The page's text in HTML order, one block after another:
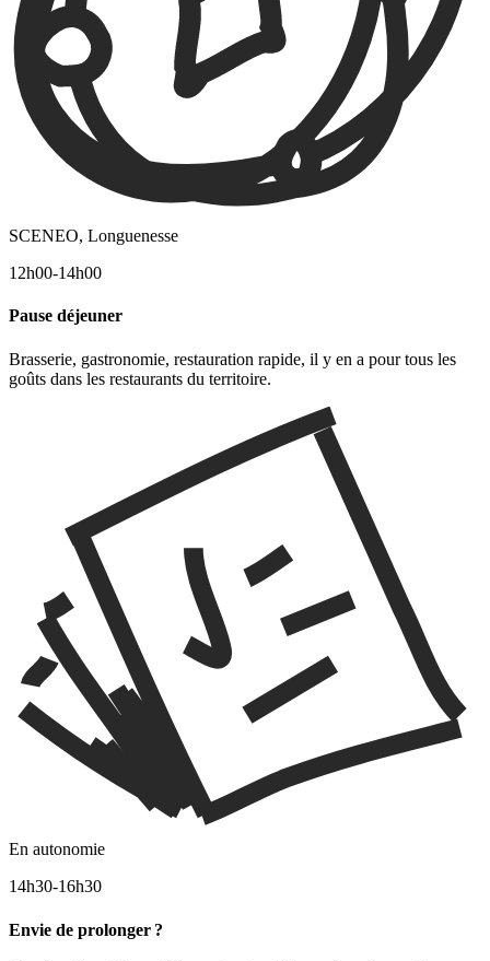
SCENEO, Longuenesse
12h00-14h00
Pause déjeuner
Brasserie, gastronomie, restauration rapide, il y en a pour tous les
goûts dans les restaurants du territoire.
En autonomie
14h30-16h30
Envie de prolonger ?